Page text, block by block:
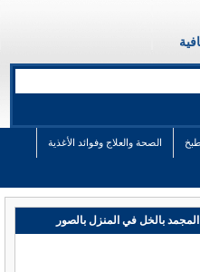
الصحة والعلاج وفوائد الأغذية
بالخل في المنزل بالصور